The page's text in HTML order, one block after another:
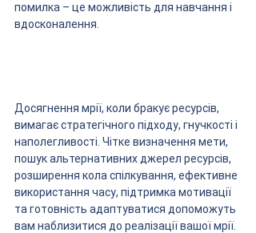
помилка – це можливість для навчання і
вдосконалення.
Досягнення мрії, коли бракує ресурсів,
вимагає стратегічного підходу, гнучкості і
наполегливості. Чітке визначення мети,
пошук альтернативних джерел ресурсів,
розширення кола спілкування, ефективне
використання часу, підтримка мотивації
та готовність адаптуватися допоможуть
вам наблизитися до реалізації вашої мрії.